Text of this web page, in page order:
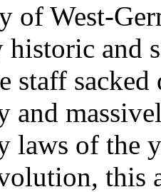
of West-
and
staff
and
laws of the
this